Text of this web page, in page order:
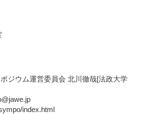
ジウム運営委員会 北川徹哉[法政大学
index.html